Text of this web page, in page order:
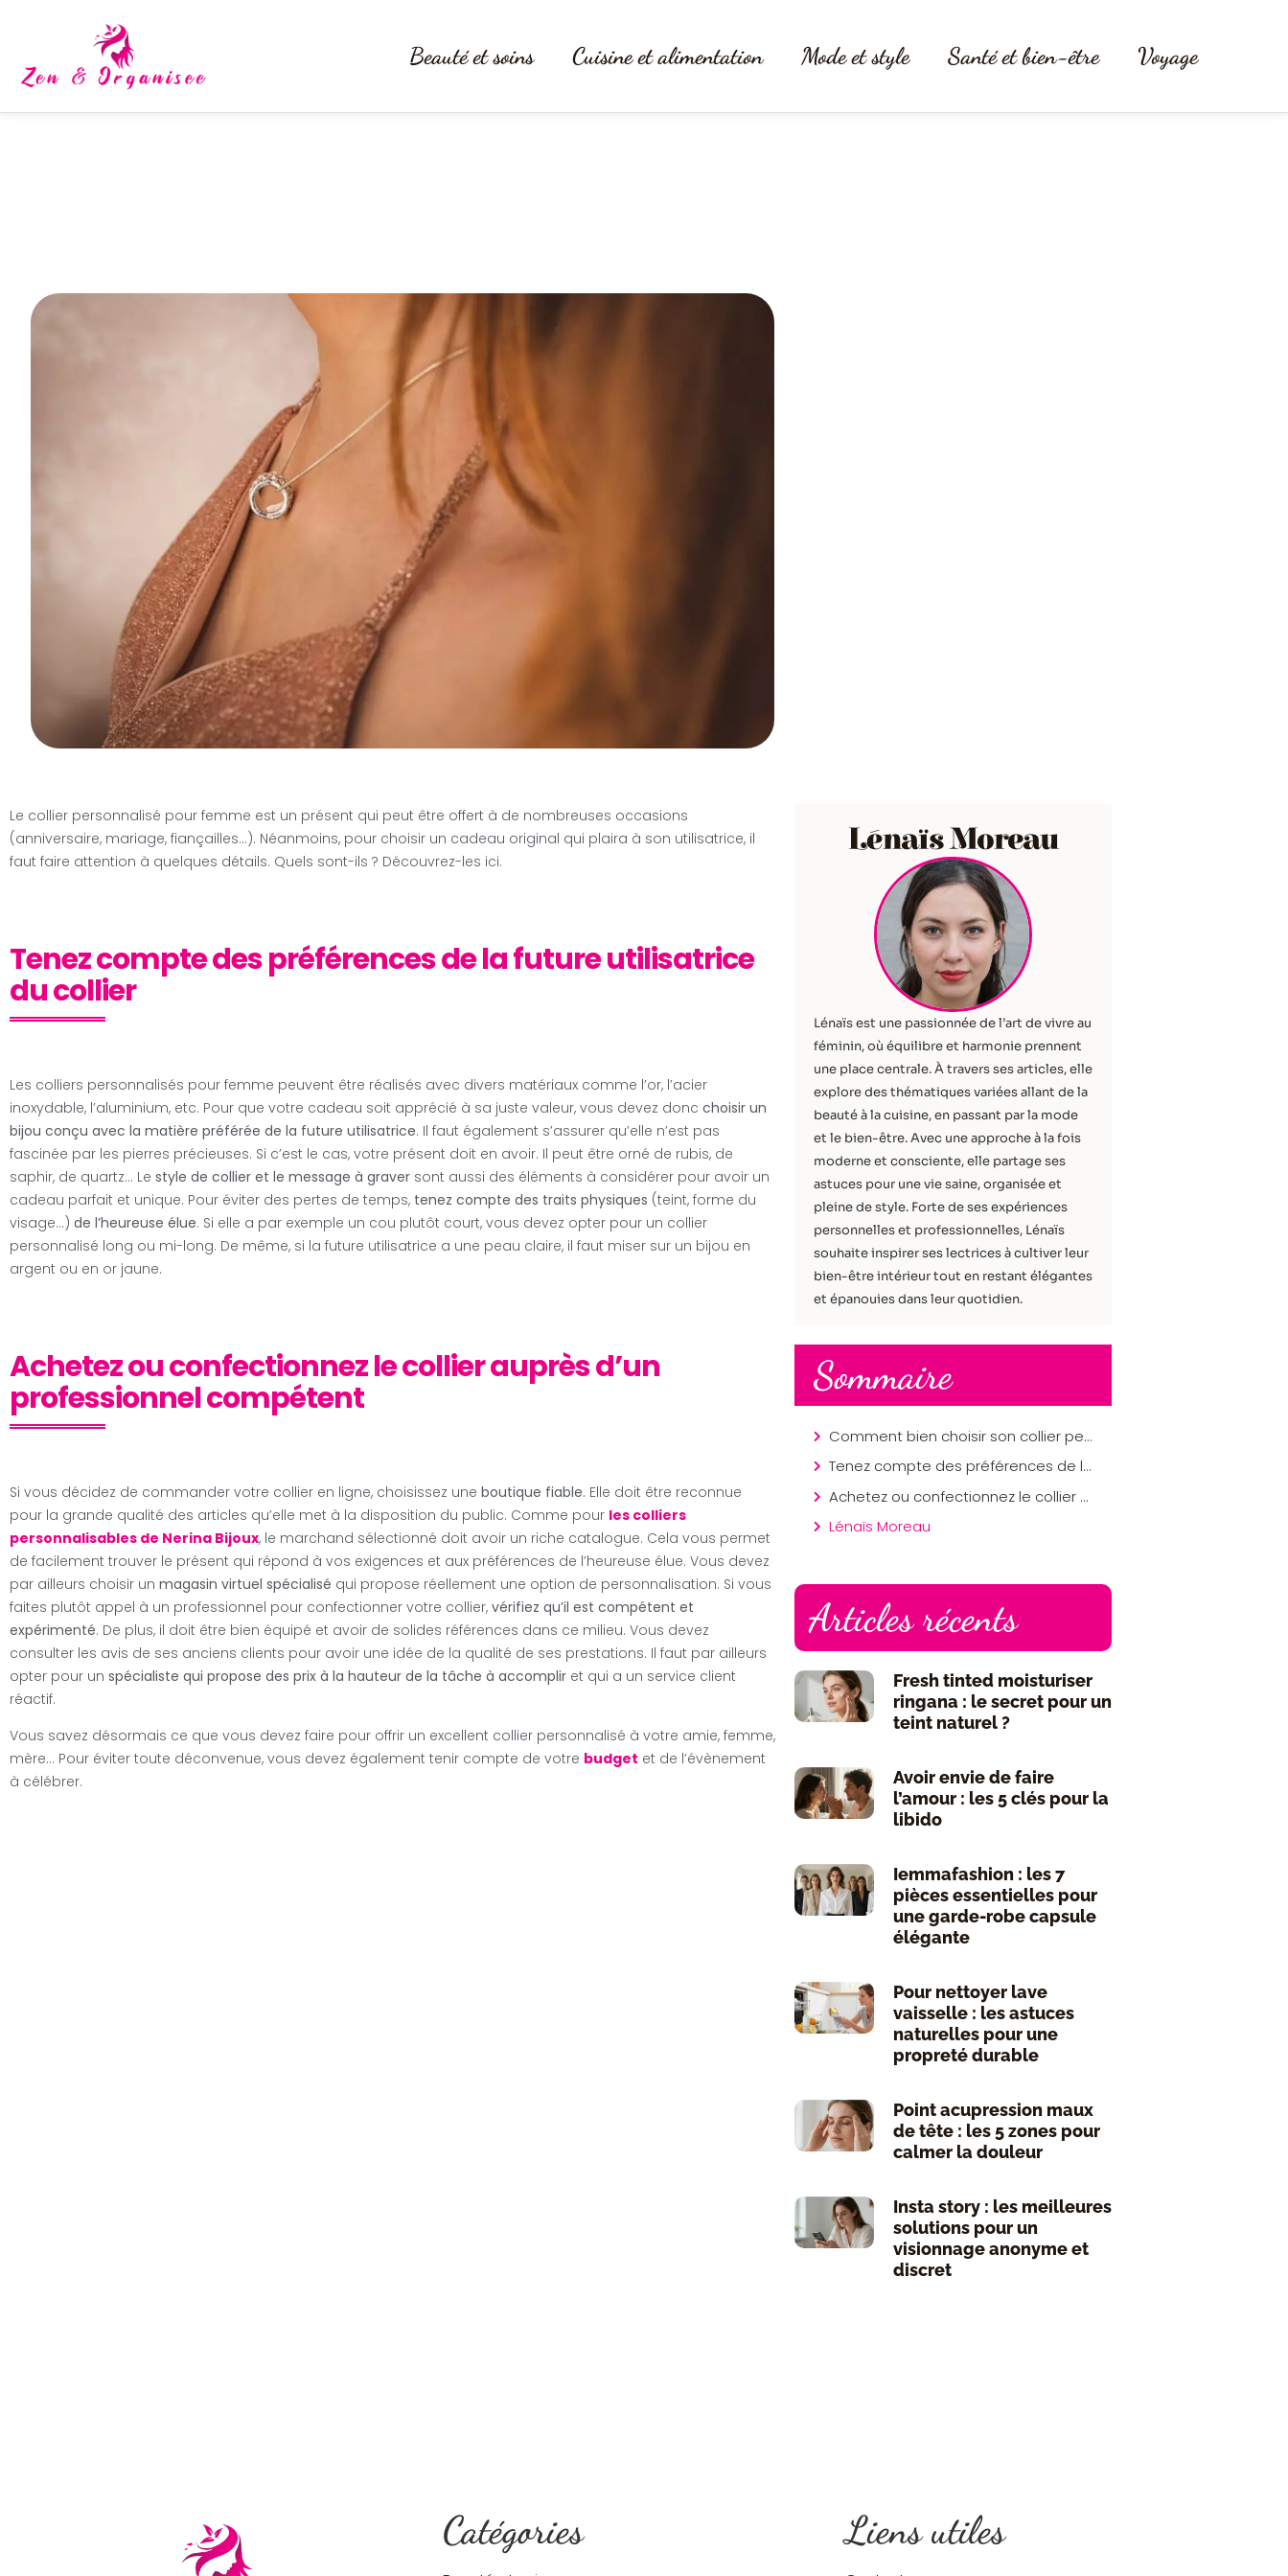
Beauté et soins Cuisine et alimentation Mode et style Santé et bien-être Voyage
Le collier personnalisé pour femme est un présent qui peut être offert à de nombreuses occasions
(anniversaire, mariage, fiançailles…). Néanmoins, pour choisir un cadeau original qui plaira à son utilisatrice, il
faut faire attention à quelques détails. Quels sont-ils ? Découvrez-les ici.
Tenez compte des préférences de la future utilisatrice
du collier
Les colliers personnalisés pour femme peuvent être réalisés avec divers matériaux comme l’or, l’acier
inoxydable, l’aluminium, etc. Pour que votre cadeau soit apprécié à sa juste valeur, vous devez donc choisir un
bijou conçu avec la matière préférée de la future utilisatrice. Il faut également s’assurer qu’elle n’est pas
fascinée par les pierres précieuses. Si c’est le cas, votre présent doit en avoir. Il peut être orné de rubis, de
saphir, de quartz… Le style de collier et le message à graver sont aussi des éléments à considérer pour avoir un
cadeau parfait et unique. Pour éviter des pertes de temps, tenez compte des traits physiques (teint, forme du
visage…) de l’heureuse élue. Si elle a par exemple un cou plutôt court, vous devez opter pour un collier
personnalisé long ou mi-long. De même, si la future utilisatrice a une peau claire, il faut miser sur un bijou en
argent ou en or jaune.
Achetez ou confectionnez le collier auprès d’un
professionnel compétent
Si vous décidez de commander votre collier en ligne, choisissez une boutique fiable. Elle doit être reconnue
pour la grande qualité des articles qu’elle met à la disposition du public. Comme pour les colliers
personnalisables de Nerina Bijoux, le marchand sélectionné doit avoir un riche catalogue. Cela vous permet
de facilement trouver le présent qui répond à vos exigences et aux préférences de l’heureuse élue. Vous devez
par ailleurs choisir un magasin virtuel spécialisé qui propose réellement une option de personnalisation. Si vous
faites plutôt appel à un professionnel pour confectionner votre collier, vérifiez qu’il est compétent et
expérimenté. De plus, il doit être bien équipé et avoir de solides références dans ce milieu. Vous devez
consulter les avis de ses anciens clients pour avoir une idée de la qualité de ses prestations. Il faut par ailleurs
opter pour un spécialiste qui propose des prix à la hauteur de la tâche à accomplir et qui a un service client
réactif.
Vous savez désormais ce que vous devez faire pour offrir un excellent collier personnalisé à votre amie, femme,
mère… Pour éviter toute déconvenue, vous devez également tenir compte de votre budget et de l’évènement
à célébrer.
Lénaïs Moreau
Lénaïs est une passionnée de l’art de vivre au
féminin, où équilibre et harmonie prennent
une place centrale. À travers ses articles, elle
explore des thématiques variées allant de la
beauté à la cuisine, en passant par la mode
et le bien-être. Avec une approche à la fois
moderne et consciente, elle partage ses
astuces pour une vie saine, organisée et
pleine de style. Forte de ses expériences
personnelles et professionnelles, Lénaïs
souhaite inspirer ses lectrices à cultiver leur
bien-être intérieur tout en restant élégantes
et épanouies dans leur quotidien.
Sommaire
Comment bien choisir son collier personnalisé pour femme ?
Tenez compte des préférences de la future utilisatrice du collier
Achetez ou confectionnez le collier auprès d’un professionnel compétent
Lénaïs Moreau
Articles récents
Fresh tinted moisturiser
ringana : le secret pour un
teint naturel ?
Avoir envie de faire
l’amour : les 5 clés pour la
libido
Iemmafashion : les 7
pièces essentielles pour
une garde-robe capsule
élégante
Pour nettoyer lave
vaisselle : les astuces
naturelles pour une
propreté durable
Point acupression maux
de tête : les 5 zones pour
calmer la douleur
Insta story : les meilleures
solutions pour un
visionnage anonyme et
discret
Catégories Liens utiles